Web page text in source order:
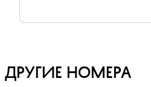
Другие номера